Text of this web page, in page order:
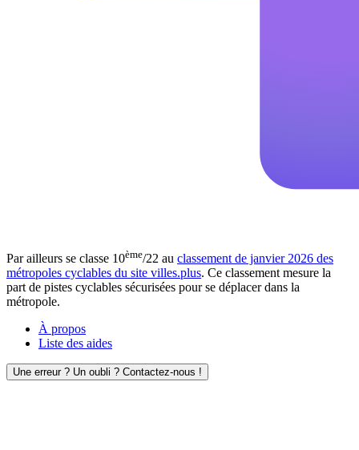
Par ailleurs se classe 10ème/22 au classement de janvier 2026 des
métropoles cyclables du site villes.plus. Ce classement mesure la
part de pistes cyclables sécurisées pour se déplacer dans la
métropole.
À propos
Liste des aides
Une erreur ? Un oubli ? Contactez-nous !